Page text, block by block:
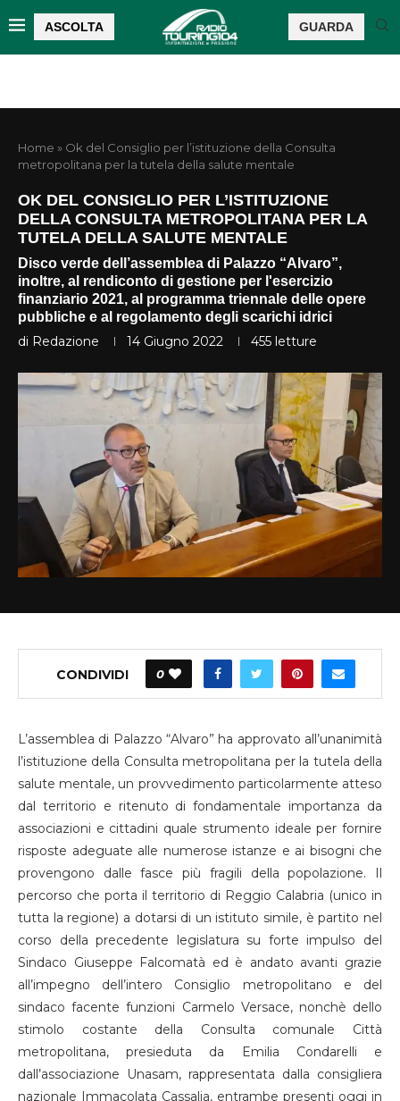
ASCOLTA GUARDA
Home » Ok del Consiglio per l’istituzione della Consulta
metropolitana per la tutela della salute mentale
OK DEL CONSIGLIO PER L’ISTITUZIONE
DELLA CONSULTA METROPOLITANA PER LA
TUTELA DELLA SALUTE MENTALE
Disco verde dell’assemblea di Palazzo “Alvaro”,
inoltre, al rendiconto di gestione per l'esercizio
finanziario 2021, al programma triennale delle opere
pubbliche e al regolamento degli scarichi idrici
di Redazione 14 Giugno 2022 455 letture
CONDIVIDI 0
L’assemblea di Palazzo “Alvaro” ha approvato all’unanimità
l’istituzione della Consulta metropolitana per la tutela della
salute mentale, un provvedimento particolarmente atteso
dal territorio e ritenuto di fondamentale importanza da
associazioni e cittadini quale strumento ideale per fornire
risposte adeguate alle numerose istanze e ai bisogni che
provengono dalle fasce più fragili della popolazione. Il
percorso che porta il territorio di Reggio Calabria (unico in
tutta la regione) a dotarsi di un istituto simile, è partito nel
corso della precedente legislatura su forte impulso del
Sindaco Giuseppe Falcomatà ed è andato avanti grazie
all’impegno dell’intero Consiglio metropolitano e del
sindaco facente funzioni Carmelo Versace, nonchè dello
stimolo costante della Consulta comunale Città
metropolitana, presieduta da Emilia Condarelli e
dall’associazione Unasam, rappresentata dalla consigliera
nazionale Immacolata Cassalia, entrambe presenti oggi in